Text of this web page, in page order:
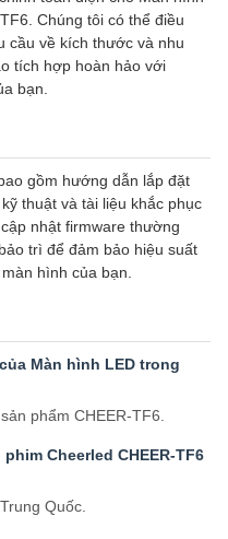
Chúng tôi có thể điều
cầu về kích thước và nhu
tích hợp hoàn hảo với
bạn.
gồm hướng dẫn lắp đặt
thuật và tài liệu khắc phục
nhật firmware thường
trì để đảm bảo hiệu suất
hình của bạn.
Màn hình LED trong
phẩm CHEER-TF6.
Cheerled CHEER-TF6
Quốc.